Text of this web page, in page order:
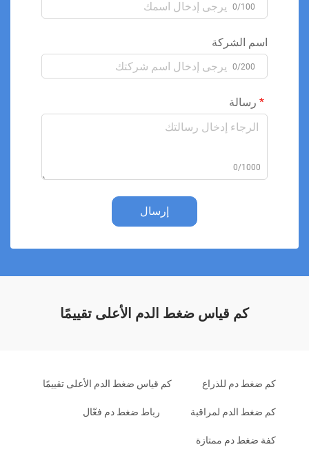
0/100
اسم الشركة
0/200
رسالة
0/1000
إرسال
كم قياس ضغط الدم الأعلى تقييمًا
كم ضغط دم للذراع كم قياس ضغط الدم الأعلى تقييمًا
كم ضغط الدم لمراقبة رباط ضغط دم فعّال
كفة ضغط دم ممتازة